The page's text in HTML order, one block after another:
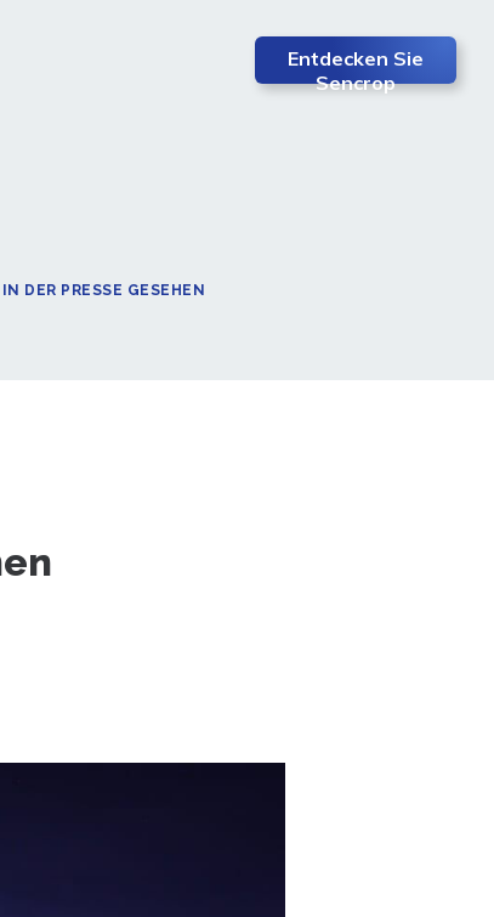
Entdecken Sie
Sencrop
IN DER PRESSE GESEHEN